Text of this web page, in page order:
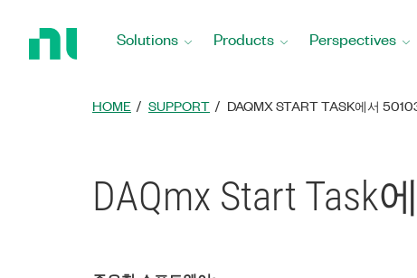
Solutions Products Perspectives
HOME SUPPORT DAQMX START TASK에서
DAQmx Start Task